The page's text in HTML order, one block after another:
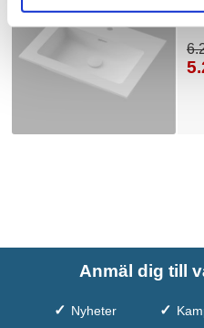
Anmäl dig till
Nyheter